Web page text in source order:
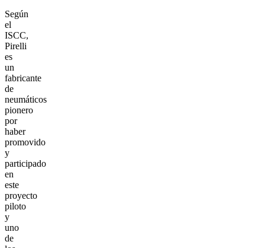
Según
el
ISCC,
Pirelli
es
un
fabricante
de
neumáticos
pionero
por
haber
promovido
y
participado
en
este
proyecto
piloto
y
uno
de